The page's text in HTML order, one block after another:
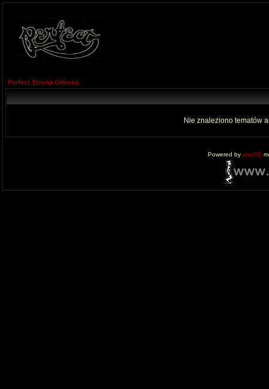
Perfect Strona Główna
Nie znaleziono tematów
Powered by phpBB